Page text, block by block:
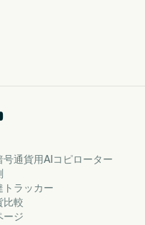
号通貨用AIコピローター
トラッカー
比較
ージ